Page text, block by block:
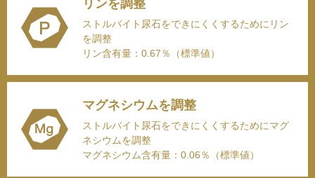
リンを調整
ストルバイト尿石をできにくくするためにリン
を調整
リン含有量：0.67％（標準値）
マグネシウムを調整
ストルバイト尿石をできにくくするためにマグ
ネシウムを調整
マグネシウム含有量：0.06％（標準値）